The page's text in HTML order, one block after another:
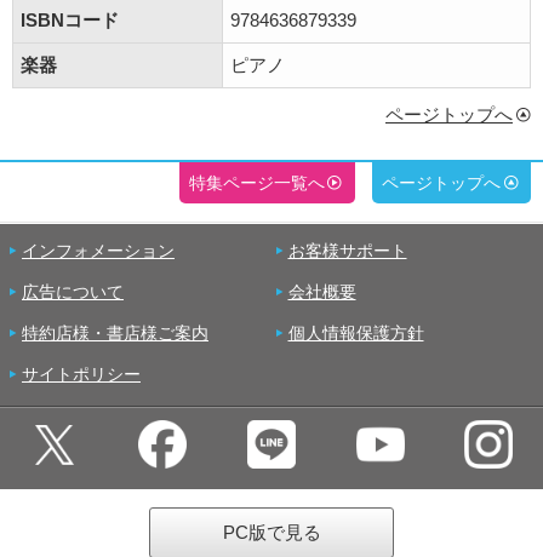
ISBNコード 9784636879339
楽器 ピアノ
ページトップへ
特集ページ一覧へ ページトップへ
インフォメーション お客様サポート
広告について 会社概要
特約店様・書店様ご案内 個人情報保護方針
サイトポリシー
PC版で見る